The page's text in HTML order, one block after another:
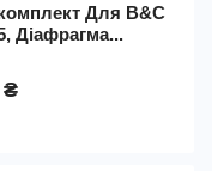
Для B&C
Діафрагма...
₴